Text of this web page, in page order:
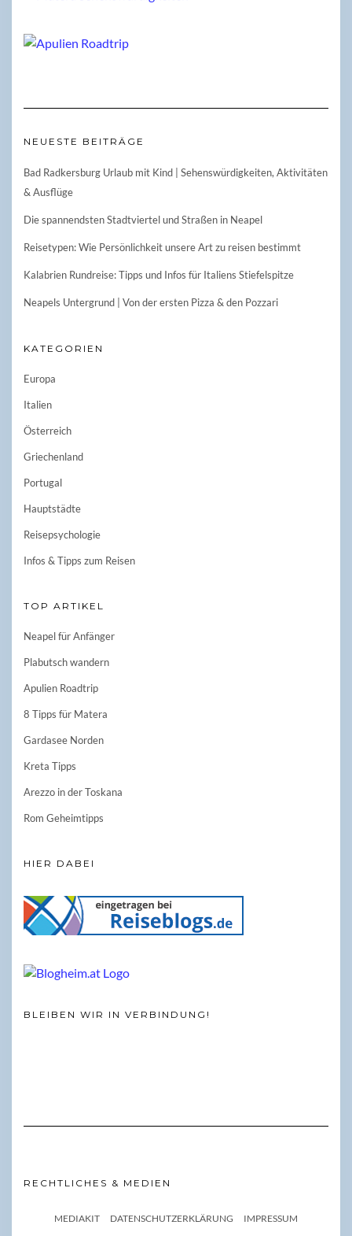
NEUESTE BEITRÄGE
Bad Radkersburg Urlaub mit Kind | Sehenswürdigkeiten, Aktivitäten
& Ausflüge
Die spannendsten Stadtviertel und Straßen in Neapel
Reisetypen: Wie Persönlichkeit unsere Art zu reisen bestimmt
Kalabrien Rundreise: Tipps und Infos für Italiens Stiefelspitze
Neapels Untergrund | Von der ersten Pizza & den Pozzari
KATEGORIEN
Europa
Italien
Österreich
Griechenland
Portugal
Hauptstädte
Reisepsychologie
Infos & Tipps zum Reisen
TOP ARTIKEL
Neapel für Anfänger
Plabutsch wandern
Apulien Roadtrip
8 Tipps für Matera
Gardasee Norden
Kreta Tipps
Arezzo in der Toskana
Rom Geheimtipps
HIER DABEI
BLEIBEN WIR IN VERBINDUNG!
RECHTLICHES & MEDIEN
MEDIAKIT DATENSCHUTZERKLÄRUNG IMPRESSUM